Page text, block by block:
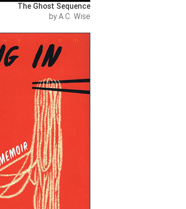
The Ghost Sequence
by A.C. Wise